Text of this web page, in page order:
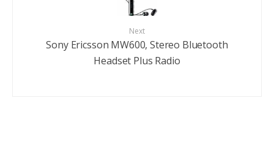
Next
Sony Ericsson MW600, Stereo Bluetooth
Headset Plus Radio